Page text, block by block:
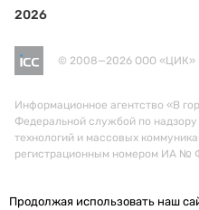
2026
© 2008—2026 ООО «ЦИК»
Информационное агентство «В
Федеральной службой по
технологий и массовых
регистрационным номером ИА №
Продолжая использовать наш